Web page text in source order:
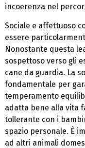
incoerenza nel
Sociale e affettuoso
essere
Nonostante questa
sospettoso verso gli
cane da guardia. La
fondamentale per
temperamento
adatta bene alla vita
tollerante con i
spazio personale. È
ad altri animali